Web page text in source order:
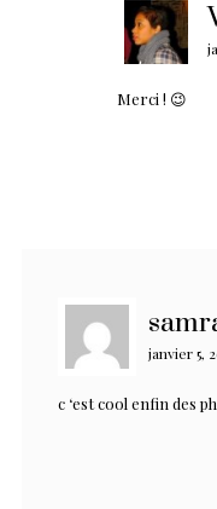
Merci ! 😉
janvier 5,
c ‘est cool enfin des